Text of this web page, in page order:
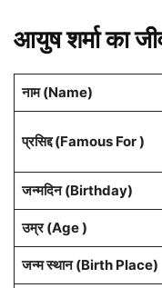
आयुष शर्मा का
नाम (Name)
प्रसिद्द (Famous For )
जन्मदिन (Birthday)
उम्र (Age )
जन्म स्थान (Birth Place)